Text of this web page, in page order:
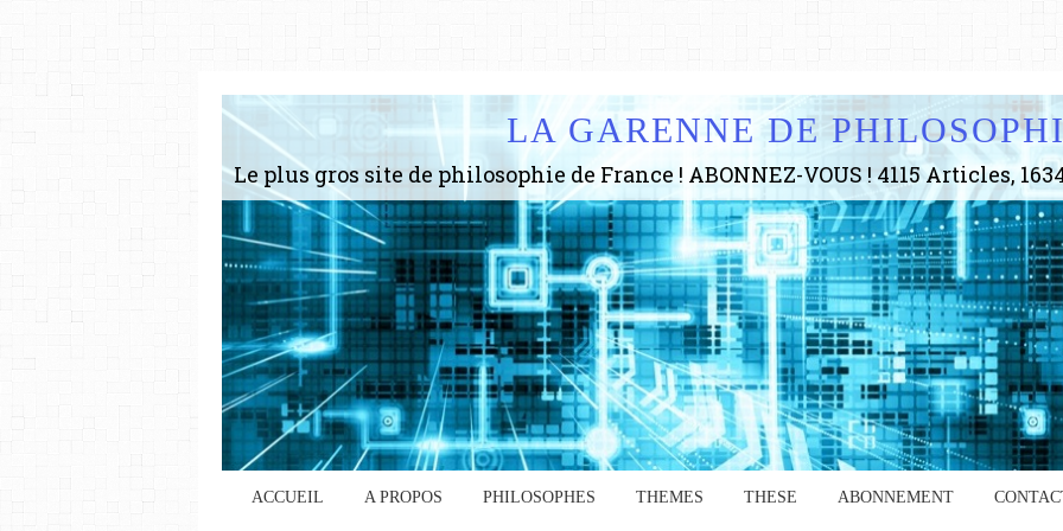
LA GARENNE DE
ACCUEIL A PROPOS PHILOSOPHES THEMES THESE ABONNEMENT